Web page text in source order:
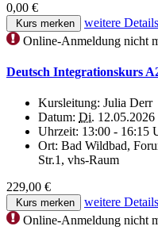
0,00 €
Kurs merken
weitere Details
Online-Anmeldung nicht
Deutsch Integrationskurs
Kursleitung: Julia Derr
Datum: Di. 12.05.2026
Uhrzeit: 13:00 - 16:15
Ort: Bad Wildbad,
Str.1, vhs-Raum
229,00 €
Kurs merken
weitere Details
Online-Anmeldung nicht